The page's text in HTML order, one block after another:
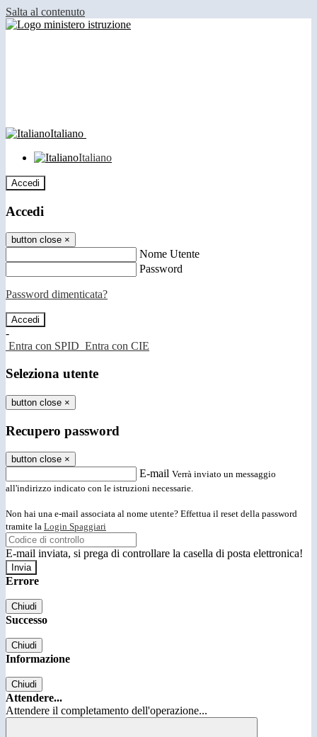
Salta al contenuto
Italiano
Italiano
Accedi
Accedi
button close ×
Nome Utente
Password
Password dimenticata?
-
Entra con SPID Entra con CIE
Seleziona utente
button close ×
Recupero password
button close ×
E-mail Verrà inviato un messaggio
all'indirizzo indicato con le istruzioni necessarie.
Non hai una e-mail associata al nome utente? Effettua il reset della password
tramite la Login Spaggiari
E-mail inviata, si prega di controllare la casella di posta elettronica!
Errore
Chiudi
Successo
Chiudi
Informazione
Chiudi
Attendere...
Attendere il completamento dell'operazione...